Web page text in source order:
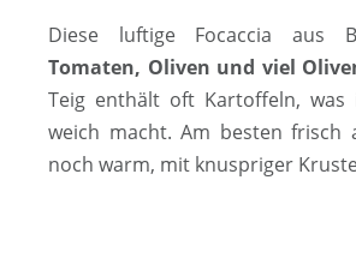
Diese luftige Focaccia aus
Tomaten, Oliven und viel
Teig enthält oft Kartoffeln, was
weich macht. Am besten frisch
noch warm, mit knuspriger